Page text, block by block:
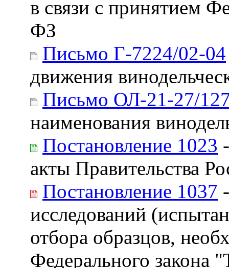
в связи с принятием
ФЗ
Письмо Г-7224/02-04
движения
Письмо ОЛ-21-27/
наименования
Постановление 1023
акты Правительства
Постановление 1037
исследований
отбора образцов,
Федерального закона